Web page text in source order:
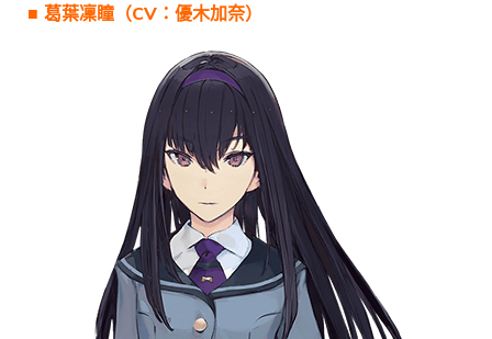
■ 葛葉凜瞳（CV：優木加奈）